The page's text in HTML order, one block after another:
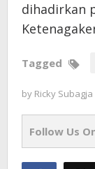
dihadirkan
Tagged
by Ricky Subagja
Follow Us